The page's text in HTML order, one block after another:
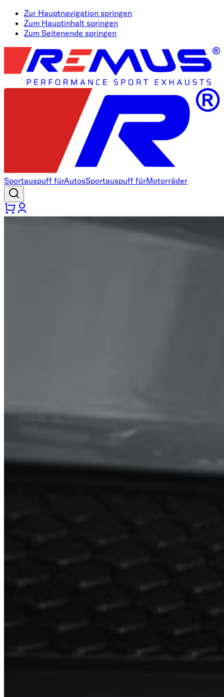
Zur Hauptnavigation springen
Zum Hauptinhalt springen
Zum Seitenende springen
Sportauspuff fürAutosSportauspuff fürMotorräder